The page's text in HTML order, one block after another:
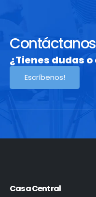
Contáctanos
¿Tienes dudas
Escríbenos!
Casa Central